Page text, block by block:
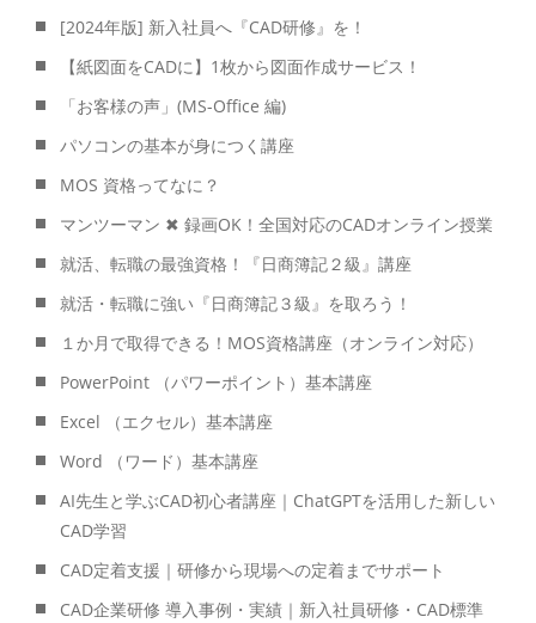
[2024年版] 新入社員へ『CAD研修』を！
【紙図面をCADに】1枚から図面作成サービス！
「お客様の声」(MS-Office 編)
パソコンの基本が身につく講座
MOS 資格ってなに？
マンツーマン ✖ 録画OK！全国対応のCADオンライン授業
就活、転職の最強資格！『日商簿記２級』講座
就活・転職に強い『日商簿記３級』を取ろう！
１か月で取得できる！MOS資格講座（オンライン対応）
PowerPoint （パワーポイント）基本講座
Excel （エクセル）基本講座
Word （ワード）基本講座
AI先生と学ぶCAD初心者講座｜ChatGPTを活用した新しい
CAD学習
CAD定着支援｜研修から現場への定着までサポート
CAD企業研修 導入事例・実績｜新入社員研修・CAD標準